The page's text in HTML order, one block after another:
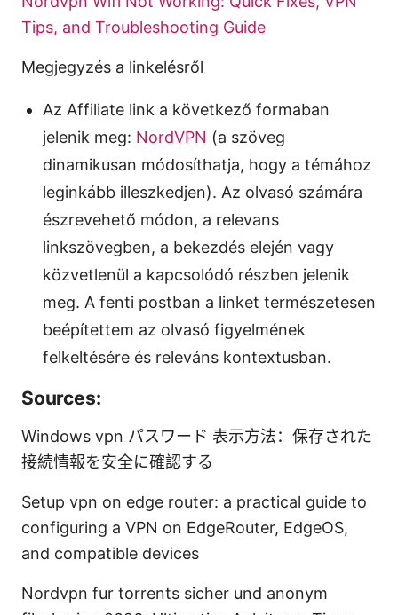
Tips, and Troubleshooting Guide
Megjegyzés a linkelésről
Az Affiliate link a következő formaban
jelenik meg: NordVPN (a szöveg
dinamikusan módosíthatja, hogy a témához
leginkább illeszkedjen). Az olvasó számára
észrevehető módon, a relevans
linkszövegben, a bekezdés elején vagy
közvetlenül a kapcsolódó részben jelenik
meg. A fenti postban a linket természetesen
beépítettem az olvasó figyelmének
felkeltésére és releváns kontextusban.
Sources:
Windows vpn パスワード 表示方法：保存された
接続情報を安全に確認する
Setup vpn on edge router: a practical guide to
configuring a VPN on EdgeRouter, EdgeOS,
and compatible devices
Nordvpn fur torrents sicher und anonym